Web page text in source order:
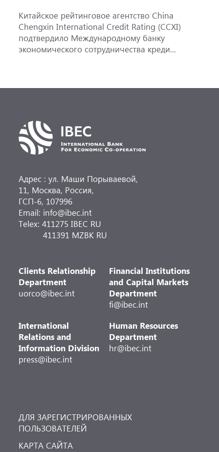
Китайское рейтинговое агентство China
Chengxin International Credit Rating (CCXI)
подтвердило Международному банку
экономического сотрудничества креди...
Адрес : ул. Маши Порываевой,
11, Москва, Россия,
ГСП-6, 107996
Email: info@ibec.int
Telex: 411275 IBEC RU
411391 MZBK RU
Clients Relationship
Department
uorco@ibec.int
Financial Institutions
and Capital Markets
Department
fi@ibec.int
International
Relations and
Information Division
press@ibec.int
Human Resources
Department
hr@ibec.int
ДЛЯ ЗАРЕГИСТРИРОВАННЫХ
ПОЛЬЗОВАТЕЛЕЙ
КАРТА САЙТА